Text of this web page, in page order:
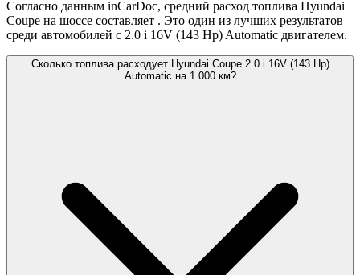
Согласно данным inCarDoc, средний расход топлива Hyundai
Coupe на шоссе составляет . Это один из лучших результатов
среди автомобилей с 2.0 i 16V (143 Hp) Automatic двигателем.
Сколько топлива расходует Hyundai Coupe 2.0 i 16V (143 Hp)
Automatic на 1 000 км?